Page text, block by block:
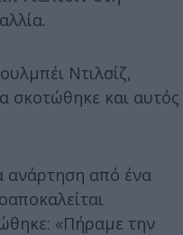
Ντιλσίζ,
σκοτώθηκε και αυτός
ανάρτηση από ένα
«Πήραμε την